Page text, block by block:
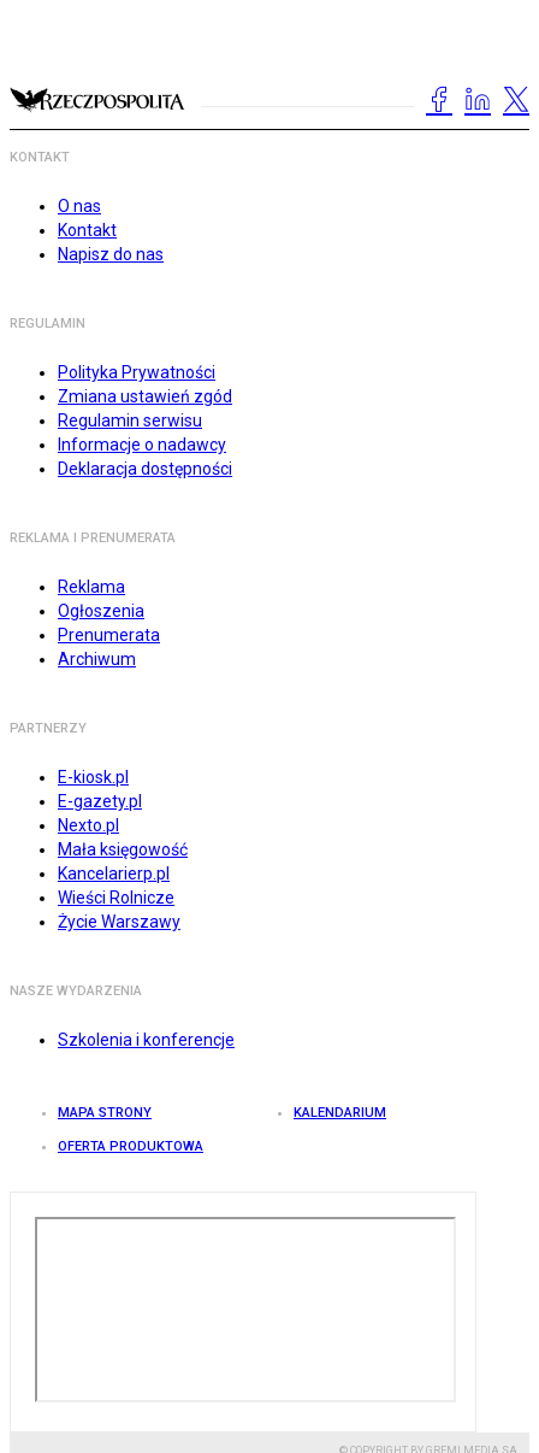
KONTAKT
O nas
Kontakt
Napisz do nas
REGULAMIN
Polityka Prywatności
Zmiana ustawień zgód
Regulamin serwisu
Informacje o nadawcy
Deklaracja dostępności
REKLAMA I PRENUMERATA
Reklama
Ogłoszenia
Prenumerata
Archiwum
PARTNERZY
E-kiosk.pl
E-gazety.pl
Nexto.pl
Mała księgowość
Kancelarierp.pl
Wieści Rolnicze
Życie Warszawy
NASZE WYDARZENIA
Szkolenia i konferencje
MAPA STRONY KALENDARIUM
OFERTA PRODUKTOWA